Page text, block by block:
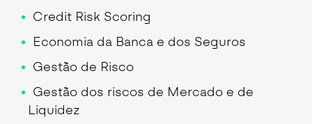
Credit Risk Scoring
Economia da Banca e dos Seguros
Gestão de Risco
Gestão dos riscos de Mercado e de
Liquidez